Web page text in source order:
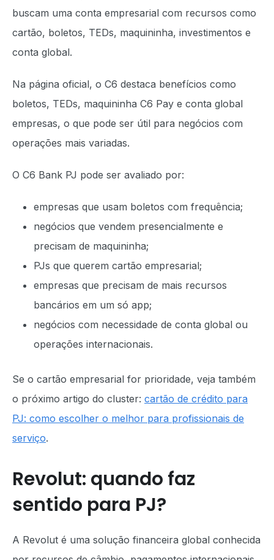
buscam uma conta empresarial com recursos como
cartão, boletos, TEDs, maquininha, investimentos e
conta global.
Na página oficial, o C6 destaca benefícios como
boletos, TEDs, maquininha C6 Pay e conta global
empresas, o que pode ser útil para negócios com
operações mais variadas.
O C6 Bank PJ pode ser avaliado por:
empresas que usam boletos com frequência;
negócios que vendem presencialmente e
precisam de maquininha;
PJs que querem cartão empresarial;
empresas que precisam de mais recursos
bancários em um só app;
negócios com necessidade de conta global ou
operações internacionais.
Se o cartão empresarial for prioridade, veja também
o próximo artigo do cluster: cartão de crédito para
PJ: como escolher o melhor para profissionais de
serviço.
Revolut: quando faz
sentido para PJ?
A Revolut é uma solução financeira global conhecida